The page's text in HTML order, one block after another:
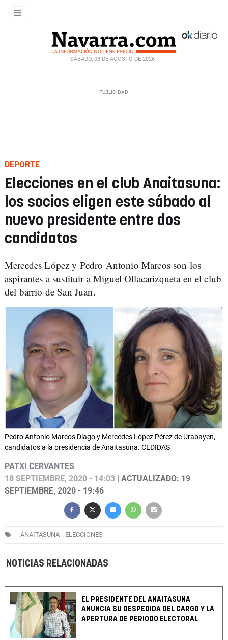
SÁBADO, 08 DE AGOSTO DE 2026
DEPORTE
Elecciones en el club Anaitasuna:
los socios eligen este sábado al
nuevo presidente entre dos
candidatos
Mercedes López y Pedro Antonio Marcos son los
aspirantes a sustituir a Miguel Ollacarizqueta en el club
del barrio de San Juan.
Pedro Antonio Marcos Diago y Mercedes López Pérez de Urabayen,
candidatos a la presidencia de Anaitasuna. CEDIDAS
PATXI CERVANTES
18 SEPTIEMBRE, 2020 - 14:03 | ACTUALIZADO: 19
SEPTIEMBRE, 2020 - 19:46
ANAITASUNA ELECCIONES
NOTICIAS RELACIONADAS
EL PRESIDENTE DEL ANAITASUNA
ANUNCIA SU DESPEDIDA DEL CARGO Y LA
APERTURA DE PERIODO ELECTORAL